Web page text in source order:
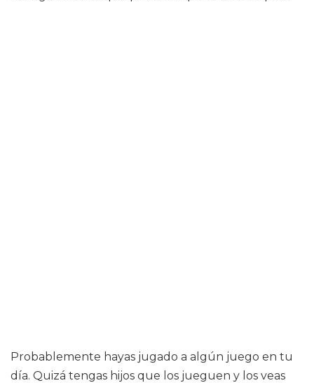
Probablemente hayas jugado a algún juego en tu
día. Quizá tengas hijos que los jueguen y los veas